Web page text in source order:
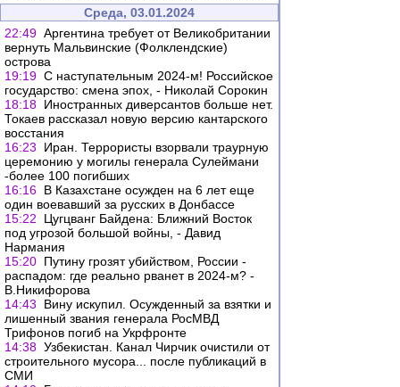
Среда, 03.01.2024
22:49 Аргентина требует от Великобритании
вернуть Мальвинские (Фолклендские)
острова
19:19 С наступательным 2024-м! Российское
государство: смена эпох, - Николай Сорокин
18:18 Иностранных диверсантов больше нет.
Токаев рассказал новую версию кантарского
восстания
16:23
Иран. Террористы взорвали траурную
церемонию у могилы генерала Сулеймани
-более 100 погибших
16:16 В Казахстане осужден на 6 лет еще
один воевавший за русских в Донбассе
15:22
Цугцванг Байдена: Ближний Восток
под угрозой большой войны, - Давид
Нармания
15:20 Путину грозят убийством, России -
распадом: где реально рванет в 2024-м? -
В.Никифорова
14:43
Вину искупил. Осужденный за взятки и
лишенный звания генерала РосМВД
Трифонов погиб на Укрфронте
14:38 Узбекистан. Канал Чирчик очистили от
строительного мусора... после публикаций в
СМИ